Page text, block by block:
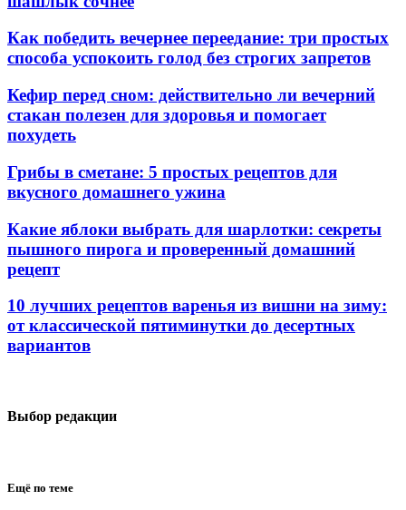
Как победить вечернее переедание: три простых
способа успокоить голод без строгих запретов
Кефир перед сном: действительно ли вечерний
стакан полезен для здоровья и помогает
похудеть
Грибы в сметане: 5 простых рецептов для
вкусного домашнего ужина
Какие яблоки выбрать для шарлотки: секреты
пышного пирога и проверенный домашний
рецепт
10 лучших рецептов варенья из вишни на зиму:
от классической пятиминутки до десертных
вариантов
Выбор редакции
Ещё по теме